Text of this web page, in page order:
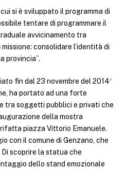
si è sviluppato il programma di
tentare di programmare il
avvicinamento tra
consolidare l’identità di
provincia”.
fin dal 23 novembre del 2014′
ha portato ad una forte
tra soggetti pubblici e privati che
della mostra
piazza Vittorio Emanuele.
con il comune di Genzano, che
Di scoprire la statua che
dello stand emozionale